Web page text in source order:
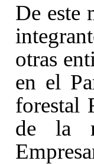
De este
otras
en el
forestal
de la